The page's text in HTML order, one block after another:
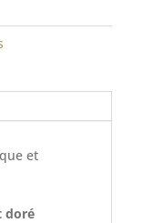
et
doré